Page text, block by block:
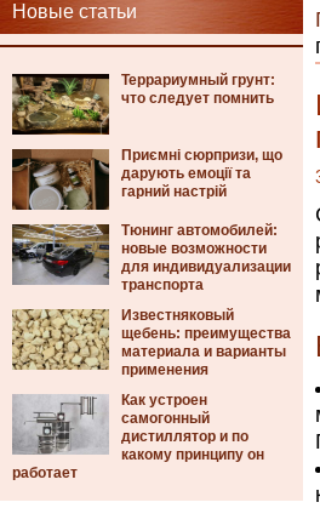
Новые статьи
Террариумный грунт:
что следует помнить
Приємні сюрпризи, що
дарують емоції та
гарний настрій
Тюнинг автомобилей:
новые возможности
для индивидуализации
транспорта
Известняковый
щебень: преимущества
материала и варианты
применения
Как устроен
самогонный
дистиллятор и по
какому принципу он
работает